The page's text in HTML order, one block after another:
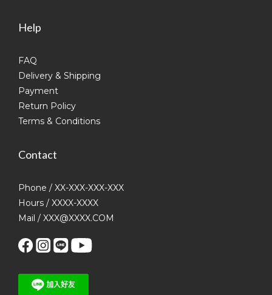
Help
FAQ
Delivery & Shipping
Payment
Return Policy
Terms & Conditions
Contact
Phone / XX-XXX-XXX-XXX
Hours / XXXX-XXXX
Mail / XXX@XXXX.COM